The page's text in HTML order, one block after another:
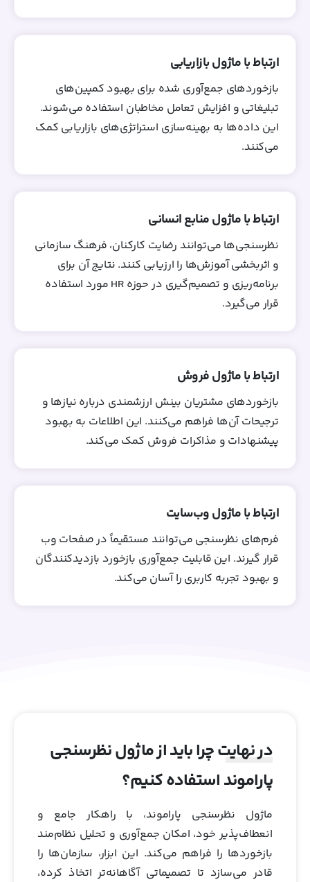
ارتباط با ماژول بازاریابی
بازخوردهای جمع‌آوری شده برای بهبود کمپین‌های
تبلیغاتی و افزایش تعامل مخاطبان استفاده می‌شوند.
این داده‌ها به بهینه‌سازی استراتژی‌های بازاریابی کمک
می‌کنند.
ارتباط با ماژول منابع انسانی
نظرسنجی‌ها می‌توانند رضایت کارکنان، فرهنگ سازمانی
و اثربخشی آموزش‌ها را ارزیابی کنند. نتایج آن برای
برنامه‌ریزی و تصمیم‌گیری در حوزه HR مورد استفاده
قرار می‌گیرد.
ارتباط با ماژول فروش
بازخوردهای مشتریان بینش ارزشمندی درباره نیازها و
ترجیحات آن‌ها فراهم می‌کنند. این اطلاعات به بهبود
پیشنهادات و مذاکرات فروش کمک می‌کند.
ارتباط با ماژول وب‌سایت
فرم‌های نظرسنجی می‌توانند مستقیماً در صفحات وب
قرار گیرند. این قابلیت جمع‌آوری بازخورد بازدیدکنندگان
و بهبود تجربه کاربری را آسان می‌کند.
در نهایت چرا باید از ماژول نظرسنجی
پاراموند استفاده کنیم؟
ماژول نظرسنجی پاراموند، با راهکار جامع و
انعطاف‌پذیر خود، امکان جمع‌آوری و تحلیل نظام‌مند
بازخوردها را فراهم می‌کند. این ابزار، سازمان‌ها را
قادر می‌سازد تا تصمیماتی آگاهانه‌تر اتخاذ کرده،